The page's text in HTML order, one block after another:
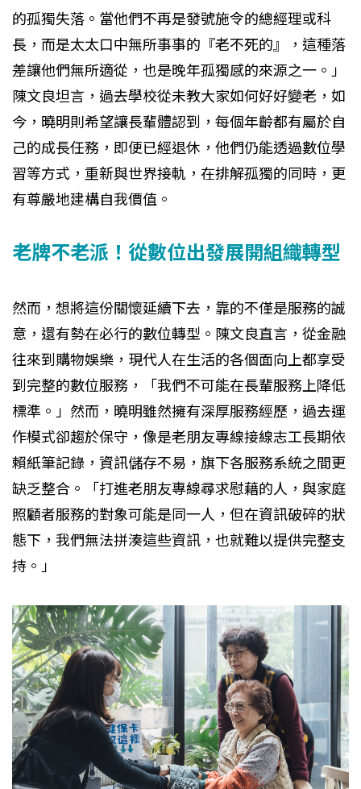
的孤獨失落。當他們不再是發號施令的總經理或科
長，而是太太口中無所事事的『老不死的』，這種落
差讓他們無所適從，也是晚年孤獨感的來源之一。」
陳文良坦言，過去學校從未教大家如何好好變老，如
今，曉明則希望讓長輩體認到，每個年齡都有屬於自
己的成長任務，即便已經退休，他們仍能透過數位學
習等方式，重新與世界接軌，在排解孤獨的同時，更
有尊嚴地建構自我價值。
老牌不老派！從數位出發展開組織轉型
然而，想將這份關懷延續下去，靠的不僅是服務的誠
意，還有勢在必行的數位轉型。陳文良直言，從金融
往來到購物娛樂，現代人在生活的各個面向上都享受
到完整的數位服務，「我們不可能在長輩服務上降低
標準。」然而，曉明雖然擁有深厚服務經歷，過去運
作模式卻趨於保守，像是老朋友專線接線志工長期依
賴紙筆記錄，資訊儲存不易，旗下各服務系統之間更
缺乏整合。「打進老朋友專線尋求慰藉的人，與家庭
照顧者服務的對象可能是同一人，但在資訊破碎的狀
態下，我們無法拼湊這些資訊，也就難以提供完整支
持。」